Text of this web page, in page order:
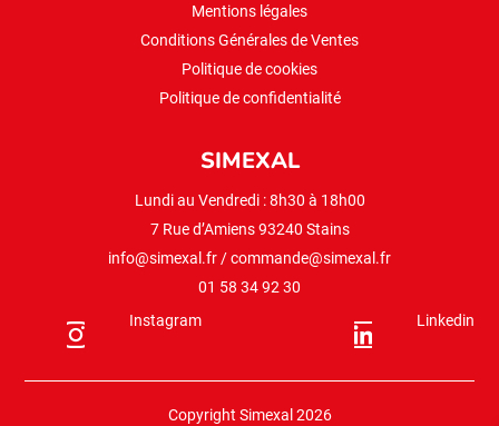
Mentions légales
Conditions Générales de Ventes
Politique de cookies
Politique de confidentialité
SIMEXAL
Lundi au Vendredi : 8h30 à 18h00
7 Rue d’Amiens 93240 Stains
info@simexal.fr /commande@simexal.fr
01 58 34 92 30
Instagram
Linkedin
Copyright Simexal 2026